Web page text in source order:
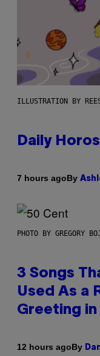
ILLUSTRATION BY
Daily
7 hours agoBy
PHOTO BY GREGORY
3 Songs
Used As a
Greeting
12 hours agoBy